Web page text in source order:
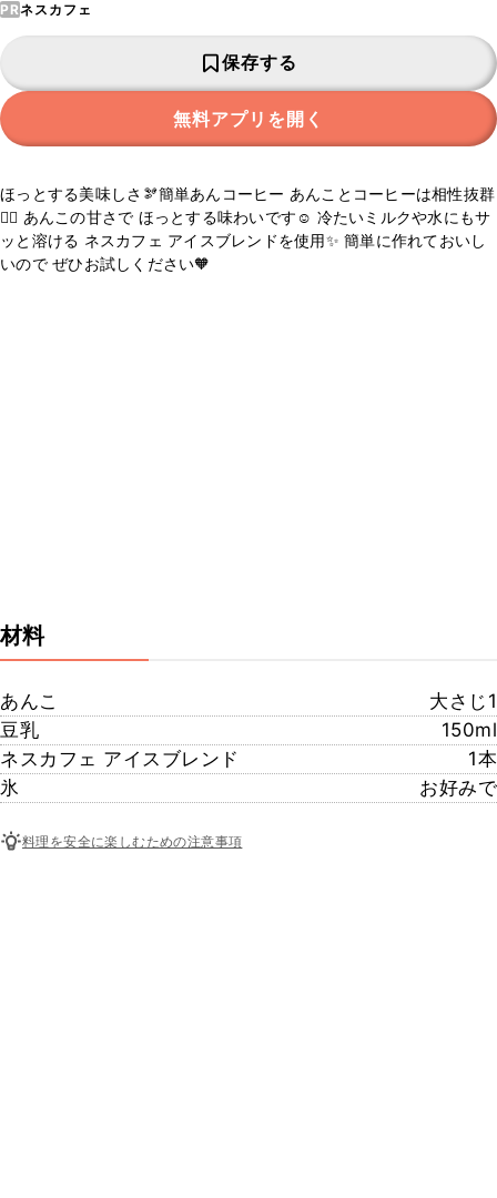
PRネスカフェ
保存する
無料アプリを開く
ほっとする美味しさ🫘簡単あんコーヒー あんことコーヒーは相性抜群
🙆‍♀️ あんこの甘さで ほっとする味わいです☺️ 冷たいミルクや水にもサ
ッと溶ける ネスカフェ アイスブレンドを使用✨ 簡単に作れておいし
いので ぜひお試しください🧡
材料
あんこ
大さじ1
豆乳
150ml
ネスカフェ アイスブレンド
1本
氷
お好みで
料理を安全に楽しむための注意事項